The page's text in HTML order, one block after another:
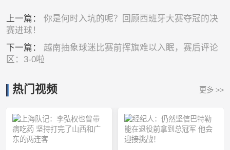
上一篇： 你是何时入坑的呢？回顾西班牙大赛夺冠的决
赛进球！
下一篇： 越南抽象球迷比赛前挥旗难以入眠，赛后评论
区：3-0啦
热门视频 更多 >>